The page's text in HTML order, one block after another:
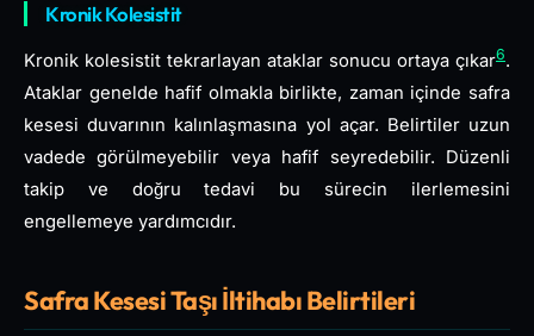
Kronik Kolesistit
Kronik kolesistit tekrarlayan ataklar sonucu ortaya çıkar6.
Ataklar genelde hafif olmakla birlikte, zaman içinde safra
kesesi duvarının kalınlaşmasına yol açar. Belirtiler uzun
vadede görülmeyebilir veya hafif seyredebilir. Düzenli
takip ve doğru tedavi bu sürecin ilerlemesini
engellemeye yardımcıdır.
Safra Kesesi Taşı İltihabı Belirtileri